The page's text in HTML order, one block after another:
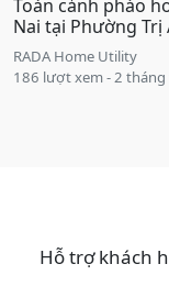
Toàn cảnh pháo
Nai tại Phường Trị
RADA Home Utility
186 lượt xem - 2
Hỗ trợ khách